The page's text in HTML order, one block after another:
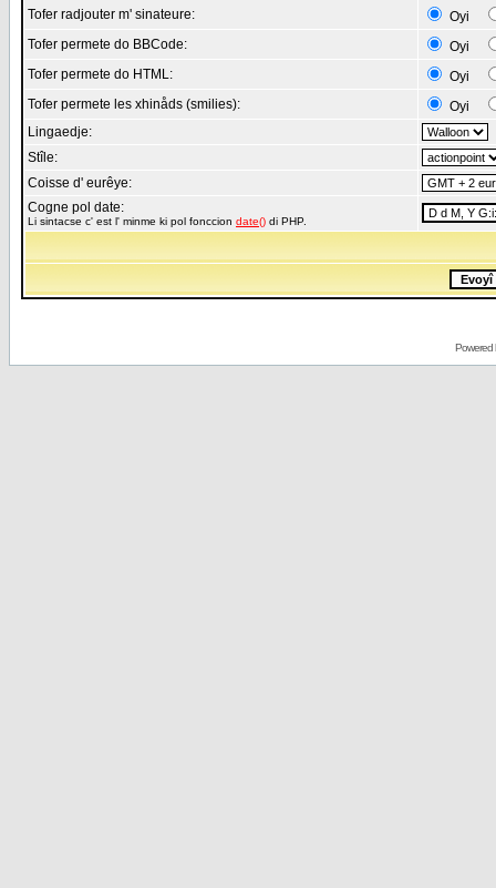
Tofer radjouter m' sinateure:
Oyi
Tofer permete do BBCode:
Oyi
Tofer permete do HTML:
Oyi
Tofer permete les xhinåds (smilies):
Oyi
Lingaedje:
Stîle:
Coisse d' eurêye:
Cogne pol date:
Li sintacse c' est l' minme ki pol fonccion date() di PHP.
Powered